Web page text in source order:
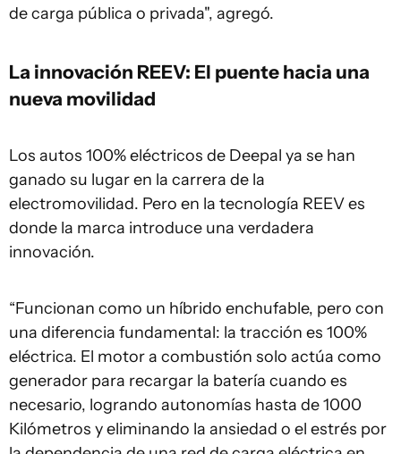
de carga pública o privada", agregó.
La innovación REEV: El puente hacia una
nueva movilidad
Los autos 100% eléctricos de Deepal ya se han
ganado su lugar en la carrera de la
electromovilidad. Pero en la tecnología REEV es
donde la marca introduce una verdadera
innovación.
“Funcionan como un híbrido enchufable, pero con
una diferencia fundamental: la tracción es 100%
eléctrica. El motor a combustión solo actúa como
generador para recargar la batería cuando es
necesario, logrando autonomías hasta de 1000
Kilómetros y eliminando la ansiedad o el estrés por